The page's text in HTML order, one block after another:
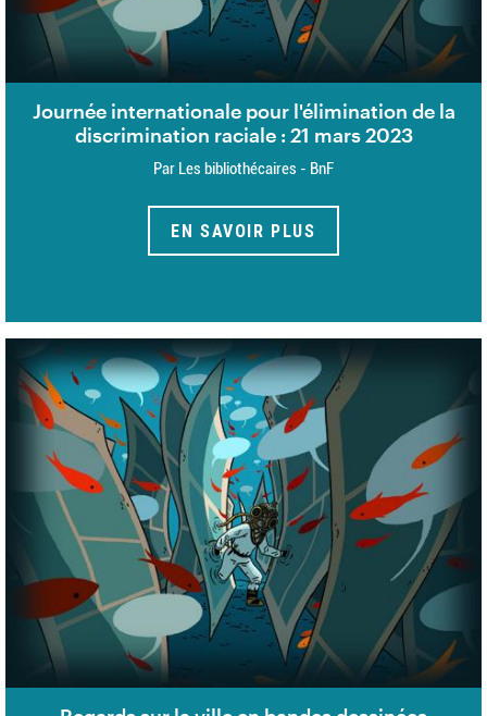
Journée internationale pour l'élimination de la
discrimination raciale : 21 mars 2023
Par Les bibliothécaires - BnF
EN SAVOIR PLUS